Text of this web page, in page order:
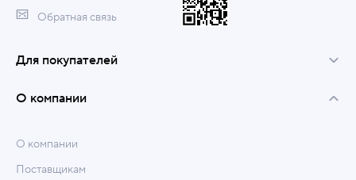
Обратная связь
Для покупателей
О компании
О компании
Поставщикам